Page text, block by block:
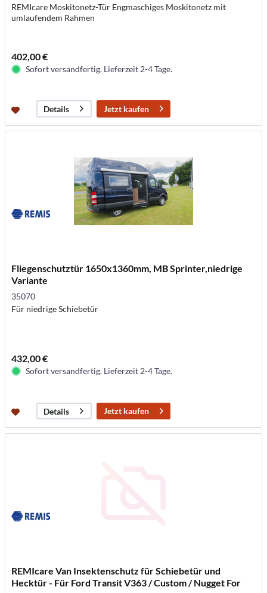
REMIcare Moskitonetz-Tür Engmaschiges Moskitonetz mit
umlaufendem Rahmen
402,00 €
Sofort versandfertig. Lieferzeit 2-4 Tage.
Details Jetzt kaufen
Fliegenschutztür 1650x1360mm, MB Sprinter,niedrige
Variante
35070
Für niedrige Schiebetür
432,00 €
Sofort versandfertig. Lieferzeit 2-4 Tage.
Details Jetzt kaufen
REMIcare Van Insektenschutz für Schiebetür und
Hecktür - Für Ford Transit V363 / Custom / Nugget For